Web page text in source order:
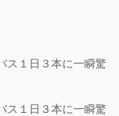
ス１日３本に一瞬驚
ス１日３本に一瞬驚